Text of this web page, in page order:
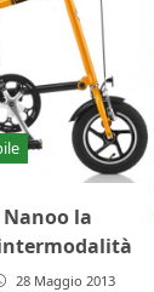
la
28 Maggio 2013